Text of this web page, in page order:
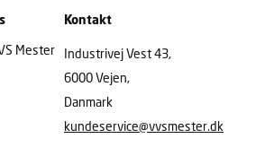
Mester
Kontakt
Industrivej Vest 43,
6000 Vejen,
Danmark
kundeservice@vvsmester.dk